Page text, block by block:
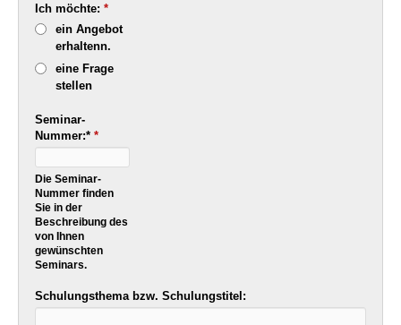
Ich möchte: *
ein Angebot
erhaltenn.
eine Frage
stellen
Seminar-
Nummer:* *
Die Seminar-
Nummer finden
Sie in der
Beschreibung des
von Ihnen
gewünschten
Seminars.
Schulungsthema bzw. Schulungstitel: